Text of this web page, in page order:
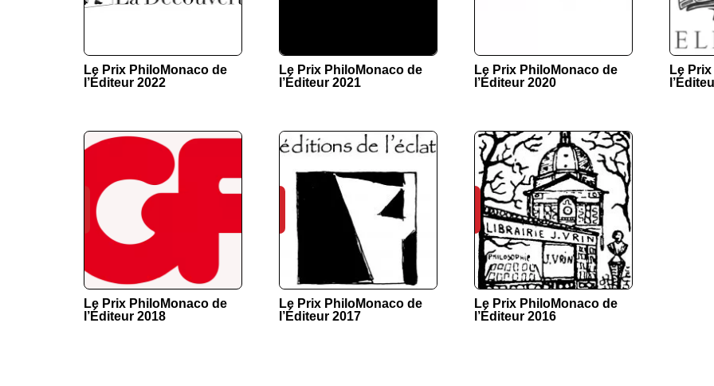
Le Prix PhiloMonaco de
l’Éditeur 2022
Le Prix PhiloMonaco de
l’Éditeur 2021
Le Prix PhiloMonaco de
l’Éditeur 2020
Le
Le Prix PhiloMonaco de
l’Éditeur 2018
Le Prix PhiloMonaco de
l’Éditeur 2017
Le Prix PhiloMonaco de
l’Éditeur 2016